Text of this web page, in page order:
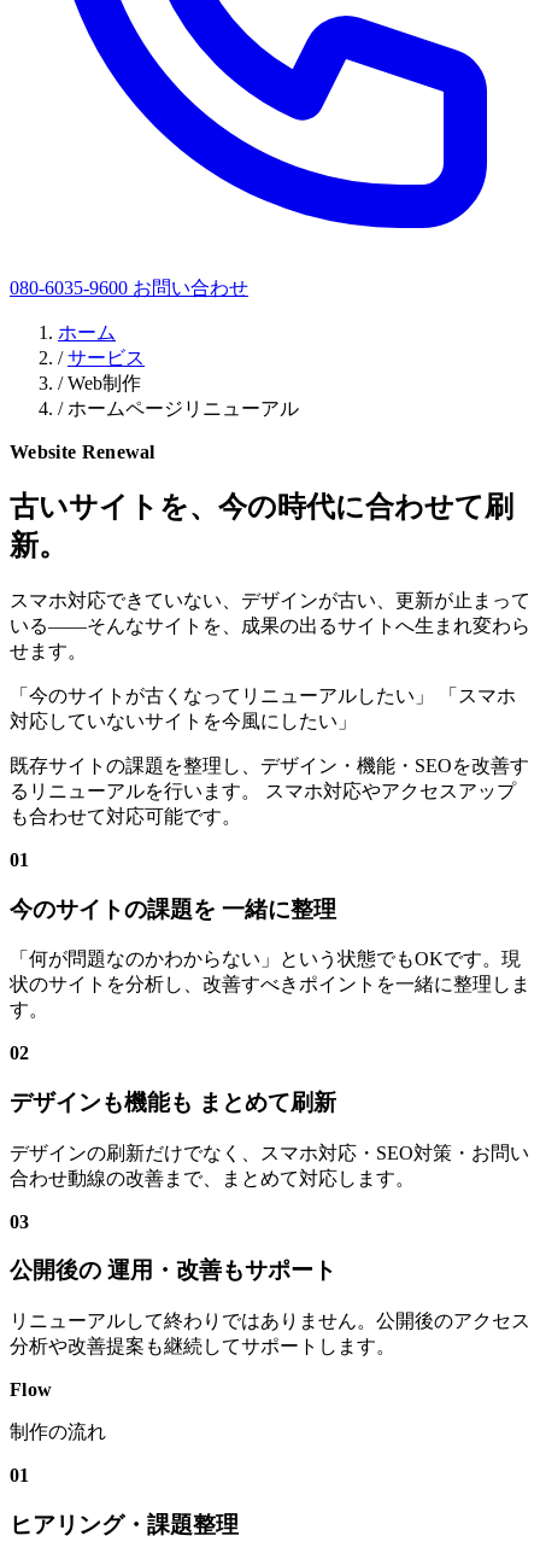
080-6035-9600 お問い合わせ
ホーム
/ サービス
/ Web制作
/ ホームページリニューアル
Website Renewal
古いサイトを、今の時代に合わせて刷
新。
スマホ対応できていない、デザインが古い、更新が止まって
いる——そんなサイトを、成果の出るサイトへ生まれ変わら
せます。
「今のサイトが古くなってリニューアルしたい」
「スマホ
対応していないサイトを今風にしたい」
既存サイトの課題を整理し、デザイン・機能・SEOを改善す
るリニューアルを行います。 スマホ対応やアクセスアップ
も合わせて対応可能です。
01
今のサイトの課題を 一緒に整理
「何が問題なのかわからない」という状態でもOKです。現
状のサイトを分析し、改善すべきポイントを一緒に整理しま
す。
02
デザインも機能も まとめて刷新
デザインの刷新だけでなく、スマホ対応・SEO対策・お問い
合わせ動線の改善まで、まとめて対応します。
03
公開後の 運用・改善もサポート
リニューアルして終わりではありません。公開後のアクセス
分析や改善提案も継続してサポートします。
Flow
制作の流れ
01
ヒアリング・課題整理